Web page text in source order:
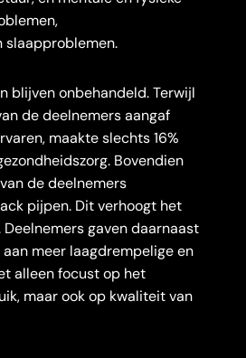
slaapproblemen.
blijven onbehandeld. Terwijl
de deelnemers aangaf
maakte slechts 16%
Bovendien
de deelnemers
pijpen. Dit verhoogt het
gaven daarnaast
meer laagdrempelige en
alleen focust op het
maar ook op kwaliteit van